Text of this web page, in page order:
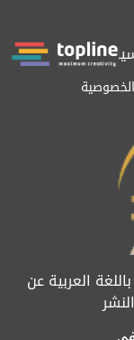
سعودية
العربية عن